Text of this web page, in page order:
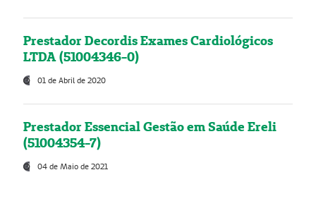
Prestador Decordis Exames Cardiológicos
LTDA (51004346-0)
01 de Abril de 2020
Prestador Essencial Gestão em Saúde Ereli
(51004354-7)
04 de Maio de 2021